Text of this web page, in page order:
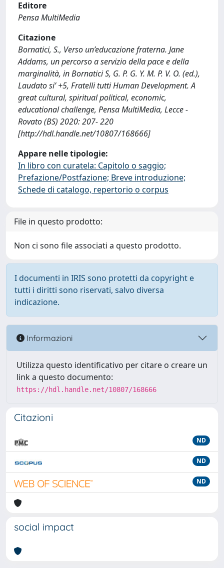
Editore
Pensa MultiMedia
Citazione
Bornatici, S., Verso un’educazione fraterna. Jane
Addams, un percorso a servizio della pace e della
marginalità, in Bornatici S, G. P. G. Y. M. P. V. O. (ed.),
Laudato si’ +5, Fratelli tutti Human Development. A
great cultural, spiritual political, economic,
educational challenge, Pensa MultiMedia, Lecce -
Rovato (BS) 2020: 207- 220
[http://hdl.handle.net/10807/168666]
Appare nelle tipologie:
In libro con curatela: Capitolo o saggio;
Prefazione/Postfazione; Breve introduzione;
Schede di catalogo, repertorio o corpus
File in questo prodotto:
Non ci sono file associati a questo prodotto.
I documenti in IRIS sono protetti da copyright e
tutti i diritti sono riservati, salvo diversa
indicazione.
Informazioni
Utilizza questo identificativo per citare o creare un
link a questo documento:
https://hdl.handle.net/10807/168666
Citazioni
ND
ND
ND
social impact